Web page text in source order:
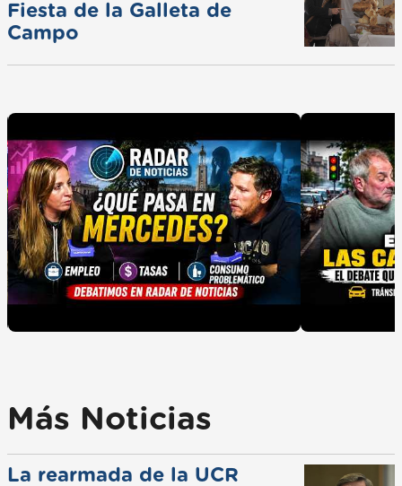
Fiesta de la Galleta de
Campo
Más Noticias
La rearmada de la UCR